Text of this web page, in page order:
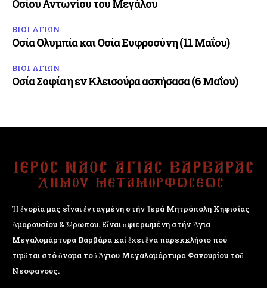
Οσίου Αντωνίου του Μεγάλου
ΒΙΟΙ ΑΓΙΩΝ
Οσία Ολυμπία και Οσία Ευφροσύνη (11 Μαΐου)
ΒΙΟΙ ΑΓΙΩΝ
Οσία Σοφία η εν Κλεισούρα ασκήσασα (6 Μαΐου)
Ἡ ἐνορία μας εἶναι ἐνταγμένη στήν Ἱερά Μητρόπολη Κηφισίας
Ἁμαρουσίου & Ὠρωπου. Εἶναι ἀφιερωμένη στήν Ἅγια
Μεγαλομάρτυρα Βαρβάρα καί ἔχει ἕνα παρεκκλήσιο πού
τιμᾶται στό ὄνομα τοῦ Ἁγιου Μεγαλομάρτυρα Φανουρίου τοῦ
Νεοφανούς.